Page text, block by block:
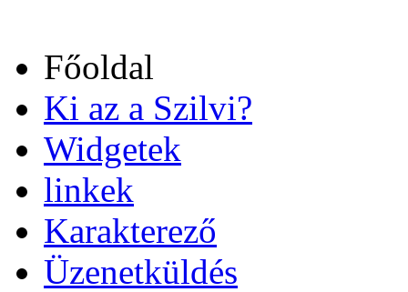
Főoldal
Ki az a Szilvi?
Widgetek
linkek
Karakterező
Üzenetküldés